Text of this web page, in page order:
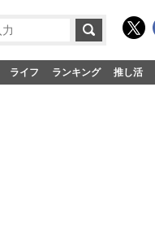
ライフ ランキング 推し活